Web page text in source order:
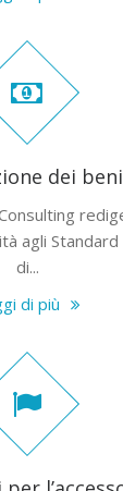
dei beni
agli
di...
di più